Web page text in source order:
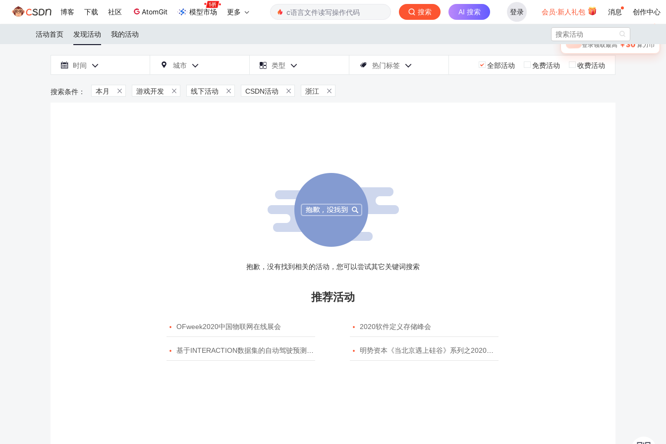
博客 下载 社区 AtomGit 模型市场 更多 搜索 AI 搜索 登录 会员·新人礼包 消息 创作中心
🎁 未登录
登录领取最高￥30算力币
活动首页 发现活动 我的活动 
 时间   城市   类型   热门标签  全部活动 免费活动 收费活动
本月  游戏开发  线下活动  CSDN活动  浙江 
抱歉，没有找到相关的活动，您可以尝试其它关键词搜索
推荐活动
 OFweek2020中国物联网在线展会  2020软件定义存储峰会
 基于INTERACTION数据集的自动驾驶预测模型挑战赛  明势资本《当北京遇上硅谷》系列之2020年度开源峰会